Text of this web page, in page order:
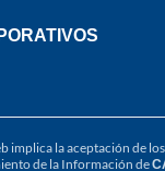
implica la aceptación de los
de la Información de